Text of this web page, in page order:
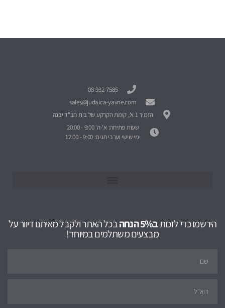
08-932-7585
sales@judaica-yavne.com
הזמיר 1 א', קומת הקרקע של בית חב"ד יבנה
שעות פתיחה: א'-ה' 9:00 - 20:00
ימי שישי וערבי חגים: 9:00 - 12:00
הירשמו כדי לזכותב5% הנחה בכל האתר ולקבל מאיתנו דיוור על
מבצעים משתלמים במיוחד!